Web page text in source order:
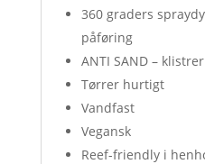
360 graders
påføring
ANTI SAND –
Tørrer hurtigt
Vandfast
Vegansk
Reef-friendly i